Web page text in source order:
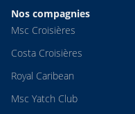
Nos compagnies
Msc Croisières
Costa Croisières
Royal Caribean
Msc Yatch Club